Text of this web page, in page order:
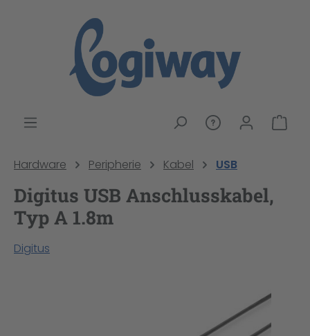
Hardware Peripherie Kabel USB
Digitus USB Anschlusskabel,
Typ A 1.8m
Digitus